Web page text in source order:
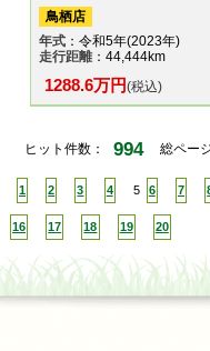
鳥栖店
年式 ：令和5年(2023年)
走行距離：44,444km
1288.6万円(税込)
ヒット件数： 994 総ペー
1 2 3 4 5 6 7
16 17 18 19 20